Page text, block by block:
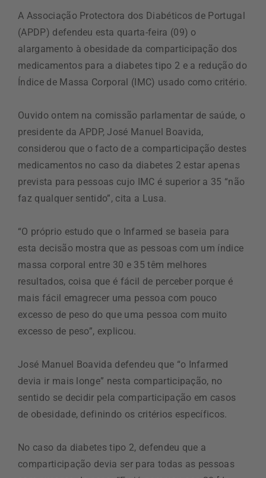
A Associação Protectora dos Diabéticos de Portugal
(APDP) defendeu esta quarta-feira (09) o
alargamento à obesidade da comparticipação dos
medicamentos para a diabetes tipo 2 e a redução do
Índice de Massa Corporal (IMC) usado como critério.
Ouvido ontem na comissão parlamentar de saúde, o
presidente da APDP, José Manuel Boavida,
considerou que o facto de a comparticipação destes
medicamentos no caso da diabetes 2 estar apenas
prevista para pessoas cujo IMC é superior a 35 “não
faz qualquer sentido”, cita a Lusa.
“O próprio estudo que o Infarmed se baseia para
esta decisão mostra que as pessoas com um índice
massa corporal entre 30 e 35 têm melhores
resultados, coisa que é fácil de perceber porque é
mais fácil emagrecer uma pessoa com pouco
excesso de peso do que uma pessoa com muito
excesso de peso”, explicou.
José Manuel Boavida defendeu que “o Infarmed
devia ir mais longe” nesta comparticipação, no
sentido se decidir pela comparticipação em casos
de obesidade, definindo os critérios específicos.
No caso da diabetes tipo 2, defendeu que a
comparticipação devia ser para todas as pessoas